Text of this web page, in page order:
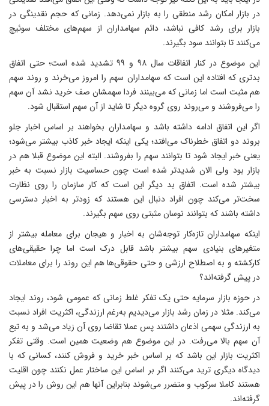
در بازار امکان رشد منطقی را به بازار نمی‌دهد. زمانی که حجم نقدینگی در
بازار برای رشد کافی نباشد، دائم سهامداران از سهم‌های مختلف سوئیچ
می‌کنند تا بتوانند سود بگیرند.
این موضوع در کنار اتفاقات سال ۹۸ و ۹۹ تشدید شده است؛ حتی اتفاق
بدتری که افتاده این است که سهامداران سهم را امروز می‌خرند و روند سهم
هم مثبت است اما زمانی که می‌بینند فردا سهمشان صف خرید نشد آن سهم
را می‌فروشند و می‌روند روی گروه دیگر تا شاید از آن سهم استقبال شود.
اگر این اتفاق ادامه داشته باشد و سهامداران بخواهند بر اساس اخبار جلو
بروند دو اتفاق خطرناک می‌افتد؛ یکی اینکه ایجاد خبر کاذب بیشتر می‌شود؛
یعنی خبر ایجاد شود تا بتوانند سهم را بفروشند. البته این موضوع قبلا هم در
بازار بود ولی الان شدیدتر شده است چون حساسیت بازار نسبت به خبر
بیشتر شده است. اتفاق بد دیگر این است که کار سازمان را روی نظارت
سخت‌تر می‌کند چون افراد دنبال این هستند که زودتر به اخبار دسترسی
داشته باشند که بتوانند نوسان مثبتی روی سهم بگیرند.
اینکه سهامداران تازه‌کار توجه‌شان به اخبار و هیجان برای معامله بیشتر از
متغیرهای بنیادی سهم بیشتر باشد قابل درک است اما چرا حقیقی‌های
کارکشته و به اصطلاح ارزشی و حتی حقوقی‌ها هم این روند را برای معاملات
در پیش گرفته‌اند؟
در حوزه بازار سرمایه حتی یک تفکر غلط زمانی که عمومی شود، روند ایجاد
می‌کند. مثلا در زمان رشد بازار می‌دیدیم به‌رغم ارزندگی، اکثریت افراد نسبت
به ارزندگی سهمی اذعان داشتند پس عملا تقاضا روی آن زیاد می‌شد و به تبع
آن سهم بالا می‌رفت. در این موضوع هم وضعیت همین است. وقتی تفکر
اکثریت بازار این باشد که بر اساس خبر خرید و فروش کنند، کسانی که با
دیدگاه دیگری ترید می‌کنند اگر بر اساس این ساختار عمل نکنند چون اقلیت
هستند کاملا سرکوب و متضرر می‌شوند بنابراین آنها هم این روش را در پیش
گرفته‌اند.